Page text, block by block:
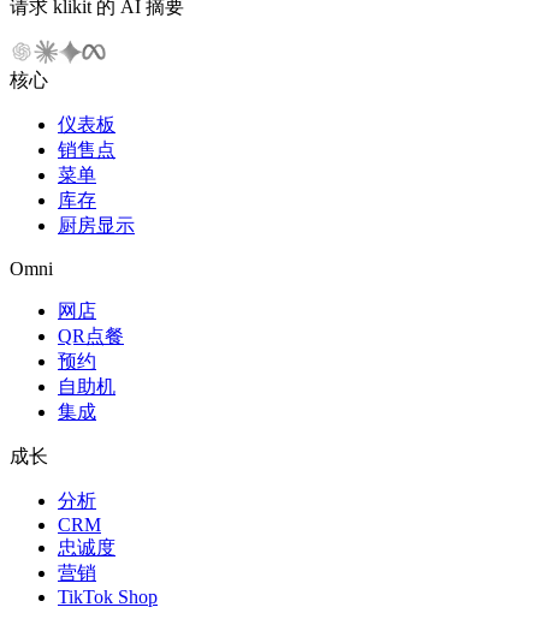
请求 klikit 的 AI 摘要
核心
仪表板
销售点
菜单
库存
厨房显示
Omni
网店
QR点餐
预约
自助机
集成
成长
分析
CRM
忠诚度
营销
TikTok Shop